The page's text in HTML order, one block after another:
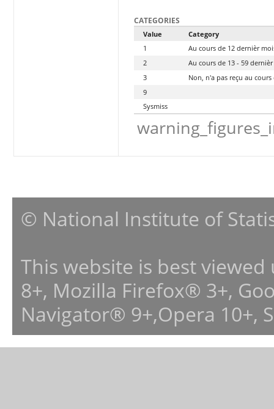
CATEGORIES
Value
Category
1
Au cours de 12 dernièr
2
Au cours de 13 - 59
3
Non, n'a pas reçu au
9
Sysmiss
© National Institute of
This website is best
8+, Mozilla Firefox® 3+,
Navigator® 9+,Opera 10+,